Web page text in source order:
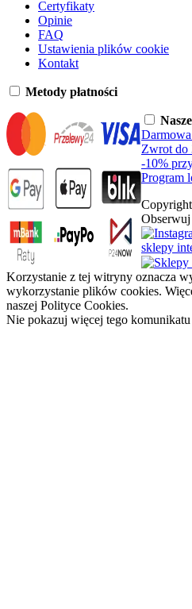
Certyfikaty
Opinie
FAQ
Ustawienia plików cookie
Kontakt
Metody płatności
Zwrot do
-10%
Program
Obserwuj
sklepy
Korzystanie z tej witryny oznacza
wykorzystanie plików cookies.
naszej Polityce Cookies.
Nie pokazuj więcej tego komunikatu